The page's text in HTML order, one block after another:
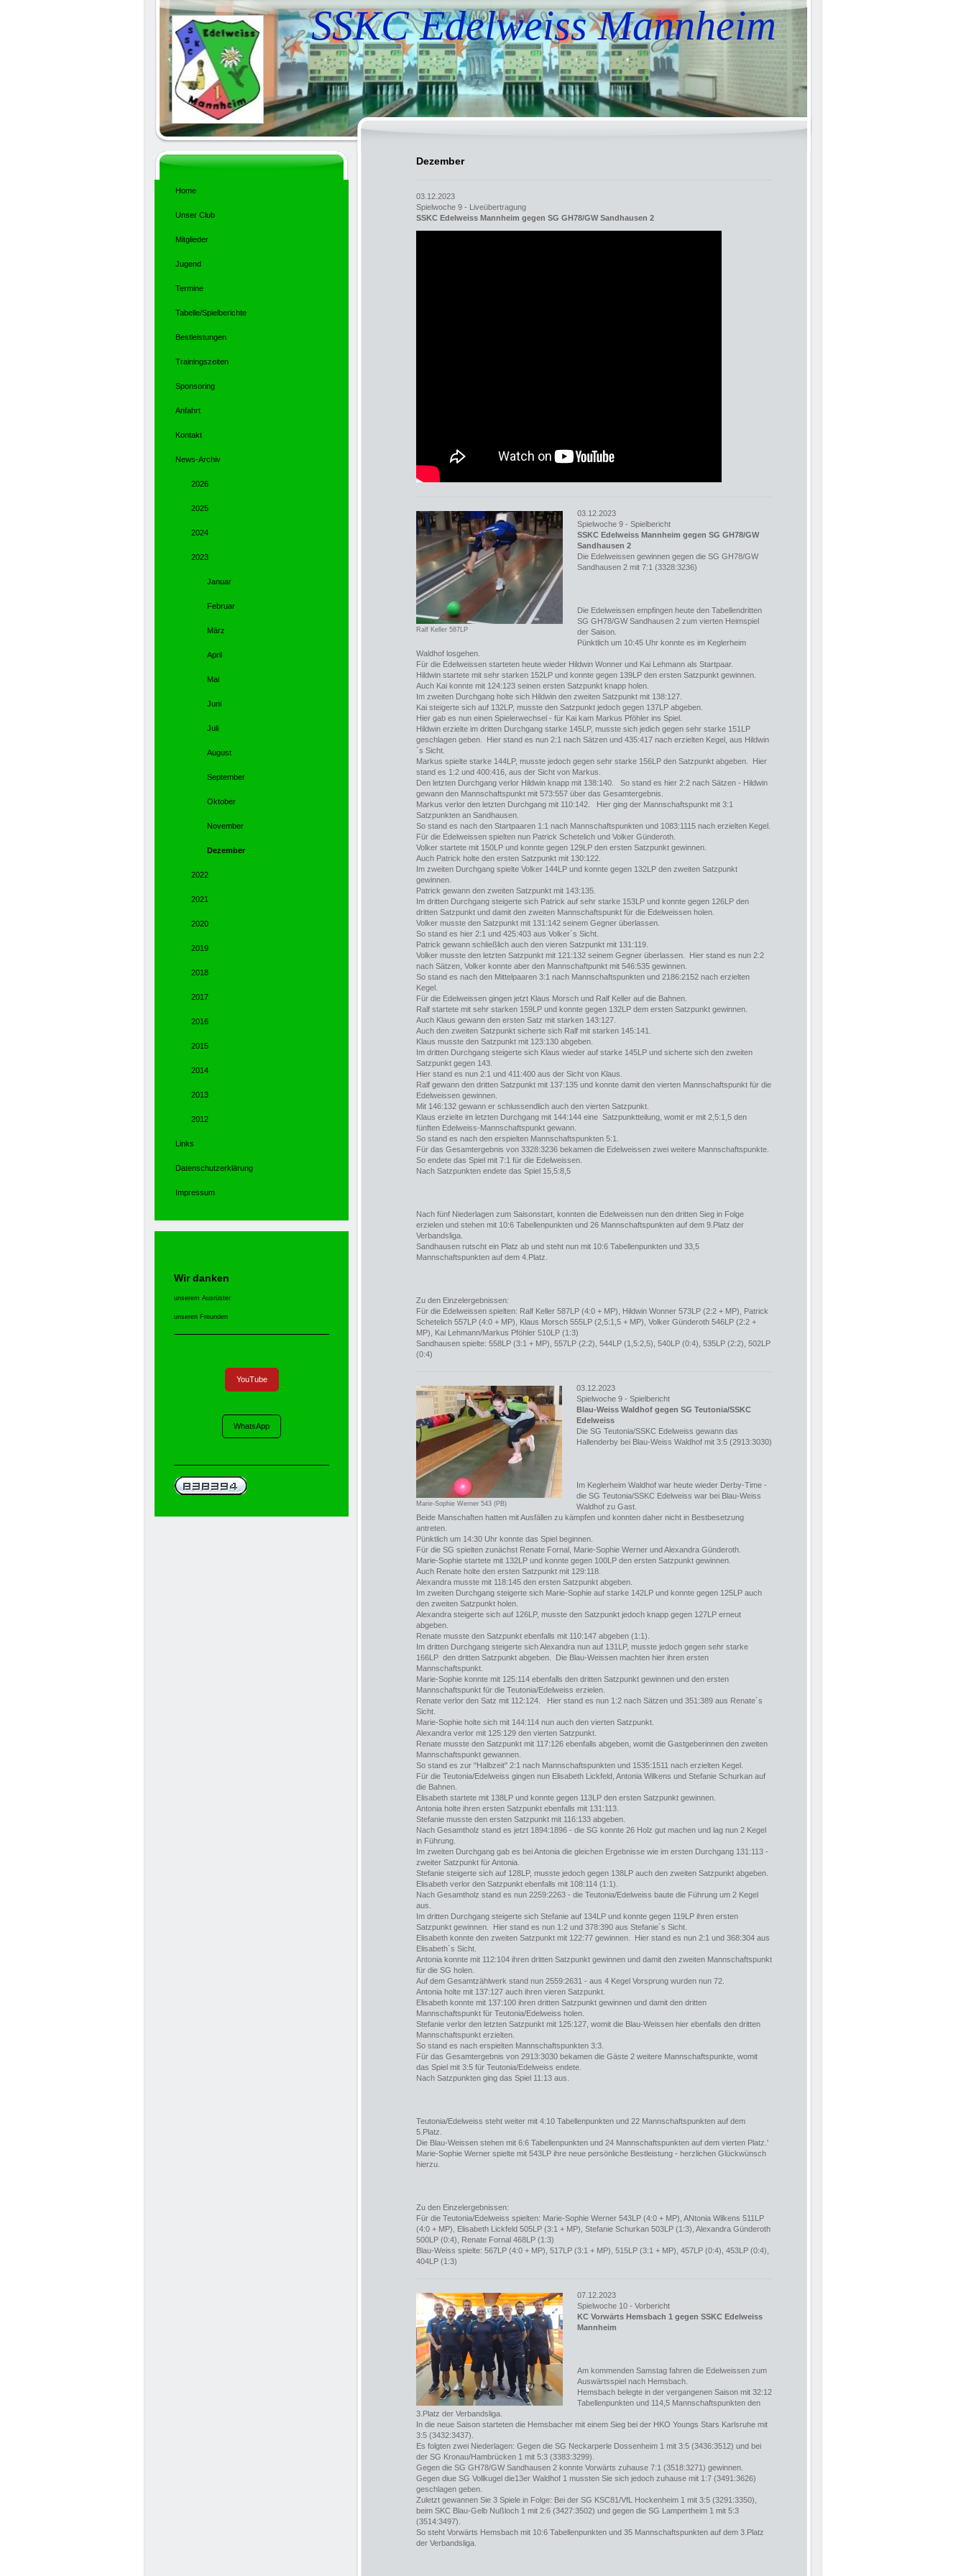
SSKC Edelweiss Mannheim
Dezember
03.12.2023
Spielwoche 9 - Liveübertragung
SSKC Edelweiss Mannheim gegen SG GH78/GW Sandhausen 2
Ralf Keller 587LP
03.12.2023
Spielwoche 9 - Spielbericht
SSKC Edelweiss Mannheim gegen SG GH78/GW
Sandhausen 2
Die Edelweissen gewinnen gegen die SG GH78/GW
Sandhausen 2 mit 7:1 (3328:3236)
Die Edelweissen empfingen heute den Tabellendritten
SG GH78/GW Sandhausen 2 zum vierten Heimspiel
der Saison.
Pünktlich um 10:45 Uhr konnte es im Keglerheim
Waldhof losgehen.
Für die Edelweissen starteten heute wieder Hildwin Wonner und Kai Lehmann als Startpaar.
Hildwin startete mit sehr starken 152LP und konnte gegen 139LP den ersten Satzpunkt gewinnen.
Auch Kai konnte mit 124:123 seinen ersten Satzpunkt knapp holen.
Im zweiten Durchgang holte sich Hildwin den zweiten Satzpunkt mit 138:127.
Kai steigerte sich auf 132LP, musste den Satzpunkt jedoch gegen 137LP abgeben.
Hier gab es nun einen Spielerwechsel - für Kai kam Markus Pföhler ins Spiel.
Hildwin erzielte im dritten Durchgang starke 145LP, musste sich jedich gegen sehr starke 151LP
geschlagen geben. Hier stand es nun 2:1 nach Sätzen und 435:417 nach erzielten Kegel, aus Hildwin
´s Sicht.
Markus spielte starke 144LP, musste jedoch gegen sehr starke 156LP den Satzpunkt abgeben. Hier
stand es 1:2 und 400:416, aus der Sicht von Markus.
Den letzten Durchgang verlor Hildwin knapp mit 138:140. So stand es hier 2:2 nach Sätzen - Hildwin
gewann den Mannschaftspunkt mit 573:557 über das Gesamtergebnis.
Markus verlor den letzten Durchgang mit 110:142. Hier ging der Mannschaftspunkt mit 3:1
Satzpunkten an Sandhausen.
So stand es nach den Startpaaren 1:1 nach Mannschaftspunkten und 1083:1115 nach erzielten Kegel.
Für die Edelweissen spielten nun Patrick Schetelich und Volker Günderoth.
Volker startete mit 150LP und konnte gegen 129LP den ersten Satzpunkt gewinnen.
Auch Patrick holte den ersten Satzpunkt mit 130:122.
Im zweiten Durchgang spielte Volker 144LP und konnte gegen 132LP den zweiten Satzpunkt
gewinnen.
Patrick gewann den zweiten Satzpunkt mit 143:135.
Im dritten Durchgang steigerte sich Patrick auf sehr starke 153LP und konnte gegen 126LP den
dritten Satzpunkt und damit den zweiten Mannschaftspunkt für die Edelweissen holen.
Volker musste den Satzpunkt mit 131:142 seinem Gegner überlassen.
So stand es hier 2:1 und 425:403 aus Volker´s Sicht.
Patrick gewann schließlich auch den vieren Satzpunkt mit 131:119.
Volker musste den letzten Satzpunkt mit 121:132 seinem Gegner überlassen. Hier stand es nun 2:2
nach Sätzen, Volker konnte aber den Mannschaftpunkt mit 546:535 gewinnen.
So stand es nach den Mittelpaaren 3:1 nach Mannschaftspunkten und 2186:2152 nach erzielten
Kegel.
Für die Edelweissen gingen jetzt Klaus Morsch und Ralf Keller auf die Bahnen.
Ralf startete mit sehr starken 159LP und konnte gegen 132LP dem ersten Satzpunkt gewinnen.
Auch Klaus gewann den ersten Satz mit starken 143:127.
Auch den zweiten Satzpunkt sicherte sich Ralf mit starken 145:141.
Klaus musste den Satzpunkt mit 123:130 abgeben.
Im dritten Durchgang steigerte sich Klaus wieder auf starke 145LP und sicherte sich den zweiten
Satzpunkt gegen 143.
Hier stand es nun 2:1 und 411:400 aus der Sicht von Klaus.
Ralf gewann den dritten Satzpunkt mit 137:135 und konnte damit den vierten Mannschaftspunkt für die
Edelweissen gewinnen.
Mit 146:132 gewann er schlussendlich auch den vierten Satzpunkt.
Klaus erzielte im letzten Durchgang mit 144:144 eine Satzpunktteilung, womit er mit 2,5:1,5 den
fünften Edelweiss-Mannschaftspunkt gewann.
So stand es nach den erspielten Mannschaftspunkten 5:1.
Für das Gesamtergebnis von 3328:3236 bekamen die Edelweissen zwei weitere Mannschaftspunkte.
So endete das Spiel mit 7:1 für die Edelweissen.
Nach Satzpunkten endete das Spiel 15,5:8,5
Nach fünf Niederlagen zum Saisonstart, konnten die Edelweissen nun den dritten Sieg in Folge
erzielen und stehen mit 10:6 Tabellenpunkten und 26 Mannschaftspunkten auf dem 9.Platz der
Verbandsliga.
Sandhausen rutscht ein Platz ab und steht nun mit 10:6 Tabellenpunkten und 33,5
Mannschaftspunkten auf dem 4.Platz.
Zu den Einzelergebnissen:
Für die Edelweissen spielten: Ralf Keller 587LP (4:0 + MP), Hildwin Wonner 573LP (2:2 + MP), Patrick
Schetelich 557LP (4:0 + MP), Klaus Morsch 555LP (2,5:1,5 + MP), Volker Günderoth 546LP (2:2 +
MP), Kai Lehmann/Markus Pföhler 510LP (1:3)
Sandhausen spielte: 558LP (3:1 + MP), 557LP (2:2), 544LP (1,5:2,5), 540LP (0:4), 535LP (2:2), 502LP
(0:4)
Marie-Sophie Werner 543 (PB)
03.12.2023
Spielwoche 9 - Spielbericht
Blau-Weiss Waldhof gegen SG Teutonia/SSKC
Edelweiss
Die SG Teutonia/SSKC Edelweiss gewann das
Hallenderby bei Blau-Weiss Waldhof mit 3:5 (2913:3030)
Im Keglerheim Waldhof war heute wieder Derby-Time -
die SG Teutonia/SSKC Edelweiss war bei Blau-Weiss
Waldhof zu Gast.
Beide Manschaften hatten mit Ausfällen zu kämpfen und konnten daher nicht in Bestbesetzung
antreten.
Pünktlich um 14:30 Uhr konnte das Spiel beginnen.
Für die SG spielten zunächst Renate Fornal, Marie-Sophie Werner und Alexandra Günderoth.
Marie-Sophie startete mit 132LP und konnte gegen 100LP den ersten Satzpunkt gewinnen.
Auch Renate holte den ersten Satzpunkt mit 129:118.
Alexandra musste mit 118:145 den ersten Satzpunkt abgeben.
Im zweiten Durchgang steigerte sich Marie-Sophie auf starke 142LP und konnte gegen 125LP auch
den zweiten Satzpunkt holen.
Alexandra steigerte sich auf 126LP, musste den Satzpunkt jedoch knapp gegen 127LP erneut
abgeben.
Renate musste den Satzpunkt ebenfalls mit 110:147 abgeben (1:1).
Im dritten Durchgang steigerte sich Alexandra nun auf 131LP, musste jedoch gegen sehr starke
166LP den dritten Satzpunkt abgeben. Die Blau-Weissen machten hier ihren ersten
Mannschaftspunkt.
Marie-Sophie konnte mit 125:114 ebenfalls den dritten Satzpunkt gewinnen und den ersten
Mannschaftspunkt für die Teutonia/Edelweiss erzielen.
Renate verlor den Satz mit 112:124. Hier stand es nun 1:2 nach Sätzen und 351:389 aus Renate´s
Sicht.
Marie-Sophie holte sich mit 144:114 nun auch den vierten Satzpunkt.
Alexandra verlor mit 125:129 den vierten Satzpunkt.
Renate musste den Satzpunkt mit 117:126 ebenfalls abgeben, womit die Gastgeberinnen den zweiten
Mannschaftspunkt gewannen.
So stand es zur "Halbzeit" 2:1 nach Mannschaftspunkten und 1535:1511 nach erzielten Kegel.
Für die Teutonia/Edelweiss gingen nun Elisabeth Lickfeld, Antonia Wilkens und Stefanie Schurkan auf
die Bahnen.
Elisabeth startete mit 138LP und konnte gegen 113LP den ersten Satzpunkt gewinnen.
Antonia holte ihren ersten Satzpunkt ebenfalls mit 131:113.
Stefanie musste den ersten Satzpunkt mit 116:133 abgeben.
Nach Gesamtholz stand es jetzt 1894:1896 - die SG konnte 26 Holz gut machen und lag nun 2 Kegel
in Führung.
Im zweiten Durchgang gab es bei Antonia die gleichen Ergebnisse wie im ersten Durchgang 131:113 -
zweiter Satzpunkt für Antonia.
Stefanie steigerte sich auf 128LP, musste jedoch gegen 138LP auch den zweiten Satzpunkt abgeben.
Elisabeth verlor den Satzpunkt ebenfalls mit 108:114 (1:1).
Nach Gesamtholz stand es nun 2259:2263 - die Teutonia/Edelweiss baute die Führung um 2 Kegel
aus.
Im dritten Durchgang steigerte sich Stefanie auf 134LP und konnte gegen 119LP ihren ersten
Satzpunkt gewinnen. Hier stand es nun 1:2 und 378:390 aus Stefanie´s Sicht.
Elisabeth konnte den zweiten Satzpunkt mit 122:77 gewinnen. Hier stand es nun 2:1 und 368:304 aus
Elisabeth´s Sicht.
Antonia konnte mit 112:104 ihren dritten Satzpunkt gewinnen und damit den zweiten Mannschaftspunkt
für die SG holen.
Auf dem Gesamtzählwerk stand nun 2559:2631 - aus 4 Kegel Vorsprung wurden nun 72.
Antonia holte mit 137:127 auch ihren vieren Satzpunkt.
Elisabeth konnte mit 137:100 ihren dritten Satzpunkt gewinnen und damit den dritten
Mannschaftspunkt für Teutonia/Edelweiss holen.
Stefanie verlor den letzten Satzpunkt mit 125:127, womit die Blau-Weissen hier ebenfalls den dritten
Mannschaftspunkt erzielten.
So stand es nach erspielten Mannschaftspunkten 3:3.
Für das Gesamtergebnis von 2913:3030 bekamen die Gäste 2 weitere Mannschaftspunkte, womit
das Spiel mit 3:5 für Teutonia/Edelweiss endete.
Nach Satzpunkten ging das Spiel 11:13 aus.
Teutonia/Edelweiss steht weiter mit 4:10 Tabellenpunkten und 22 Mannschaftspunkten auf dem
5.Platz.
Die Blau-Weissen stehen mit 6:6 Tabellenpunkten und 24 Mannschaftspunkten auf dem vierten Platz.'
Marie-Sophie Werner spielte mit 543LP ihre neue persönliche Bestleistung - herzlichen Glückwünsch
hierzu.
Zu den Einzelergebnissen:
Für die Teutonia/Edelweiss spielten: Marie-Sophie Werner 543LP (4:0 + MP), ANtonia Wilkens 511LP
(4:0 + MP), Elisabeth Lickfeld 505LP (3:1 + MP), Stefanie Schurkan 503LP (1:3), Alexandra Günderoth
500LP (0:4), Renate Fornal 468LP (1:3)
Blau-Weiss spielte: 567LP (4:0 + MP), 517LP (3:1 + MP), 515LP (3:1 + MP), 457LP (0:4), 453LP (0:4),
404LP (1:3)
07.12.2023
Spielwoche 10 - Vorbericht
KC Vorwärts Hemsbach 1 gegen SSKC Edelweiss
Mannheim
Am kommenden Samstag fahren die Edelweissen zum
Auswärtsspiel nach Hemsbach.
Hemsbach belegte in der vergangenen Saison mit 32:12
Tabellenpunkten und 114,5 Mannschaftspunkten den
3.Platz der Verbandsliga.
In die neue Saison starteten die Hemsbacher mit einem Sieg bei der HKO Youngs Stars Karlsruhe mit
3:5 (3432:3437).
Es folgten zwei Niederlagen: Gegen die SG Neckarperle Dossenheim 1 mit 3:5 (3436:3512) und bei
der SG Kronau/Hambrücken 1 mit 5:3 (3383:3299).
Gegen die SG GH78/GW Sandhausen 2 konnte Vorwärts zuhause 7:1 (3518:3271) gewinnen.
Gegen diue SG Vollkugel die13er Waldhof 1 mussten Sie sich jedoch zuhause mit 1:7 (3491:3626)
geschlagen geben.
Zuletzt gewannen Sie 3 Spiele in Folge: Bei der SG KSC81/VfL Hockenheim 1 mit 3:5 (3291:3350),
beim SKC Blau-Gelb Nußloch 1 mit 2:6 (3427:3502) und gegen die SG Lampertheim 1 mit 5:3
(3514:3497).
So steht Vorwärts Hemsbach mit 10:6 Tabellenpunkten und 35 Mannschaftspunkten auf dem 3.Platz
der Verbandsliga.
Home
Unser Club
Mitglieder
Jugend
Termine
Tabelle/Spielberichte
Bestleistungen
Trainingszeiten
Sponsoring
Anfahrt
Kontakt
News-Archiv
2026
2025
2024
2023
Januar
Februar
März
April
Mai
Juni
Juli
August
September
Oktober
November
Dezember
2022
2021
2020
2019
2018
2017
2016
2015
2014
2013
2012
Links
Datenschutzerklärung
Impressum
Wir danken
unserem Ausrüster
unseren Freunden
YouTube
WhatsApp